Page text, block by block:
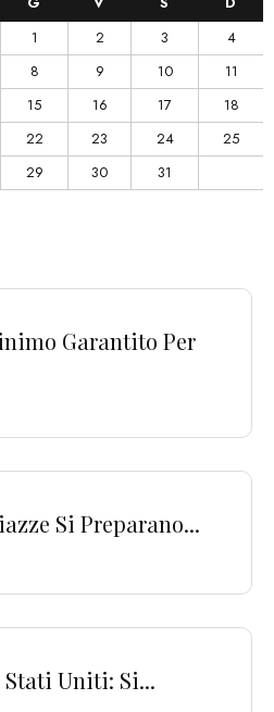
1
2 3
4
8 9 10
11
15 16 17
18
22 23 24
25
29 30 31
Garantito Per
Si Preparano...
Uniti: Si...